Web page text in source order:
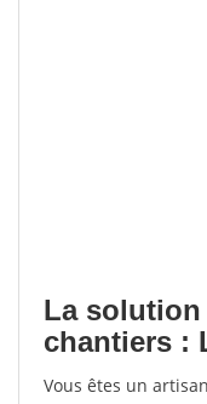
La
chantiers :
Vous êtes un